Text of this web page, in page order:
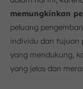
memungkinkan
peluang
individu dan tujuan
yang mendukung,
yang jelas dan